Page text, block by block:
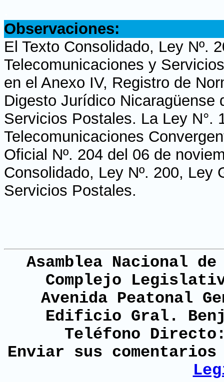
Observaciones:
El Texto Consolidado, Ley Nº.
Telecomunicaciones y
en el Anexo IV, Registro de
Digesto Jurídico Nicaragüense
Servicios Postales. La Ley N°.
Telecomunicaciones
Oficial Nº. 204 del 06 de
Consolidado, Ley Nº. 200, Ley
Servicios Postales.
Asamblea Nacional
Complejo
Avenida Peatonal
Edificio Gral.
Teléfono
Enviar sus